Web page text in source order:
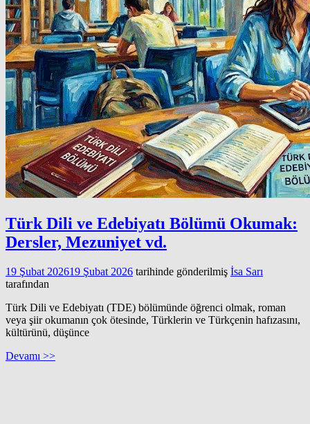
Türk Dili ve Edebiyatı Bölümü Okumak:
Dersler, Mezuniyet vd.
19 Şubat 202619 Şubat 2026 tarihinde gönderilmiş İsa Sarı
tarafından
Türk Dili ve Edebiyatı (TDE) bölümünde öğrenci olmak, roman
veya şiir okumanın çok ötesinde, Türklerin ve Türkçenin hafızasını,
kültürünü, düşünce
Devamı >>